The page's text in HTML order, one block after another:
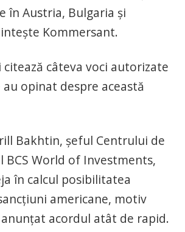
în Austria, Bulgaria și
Kommersant.
citează câteva voci autorizate
au opinat despre această
Bakhtin, șeful Centrului de
BCS World of Investments,
în calcul posibilitatea
americane, motiv
acordul atât de rapid.